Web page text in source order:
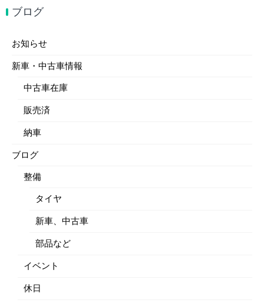
ブログ
お知らせ
新車・中古車情報
中古車在庫
販売済
納車
ブログ
整備
タイヤ
新車、中古車
部品など
イベント
休日